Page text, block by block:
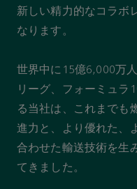
新しい精力的なコラボ
なります。
世界中に15億6,000万
リーグ、フォーミュラ
る当社は、これまでも
進力と、より優れた、
合わせた輸送技術を生
てきました。